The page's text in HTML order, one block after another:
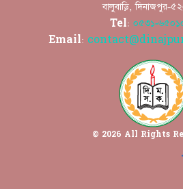
© 2026 All Rights
বালুবাড়ি, দিনাজপুর-
Tel: ০৫৩১-
Email: